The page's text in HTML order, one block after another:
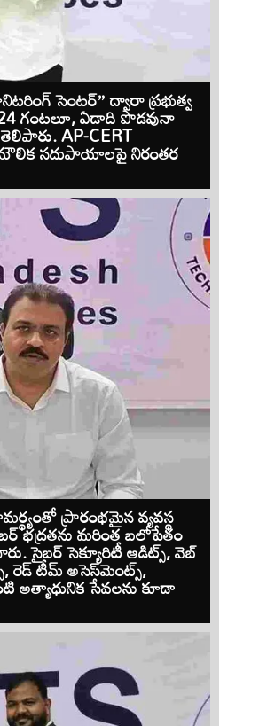
సెంటర్” ద్వారా ప్రభుత్వ
గంటలూ, ఏడాది పొడవునా
AP-CERT
మౌలిక సదుపాయాలపై నిరంతర
ప్రారంభమైన వ్యవస్థ
భద్రతను మరింత బలోపేతం
సైబర్ సెక్యూరిటీ ఆడిట్స్, వెబ్
రెడ్ టీమ్ అసెస్‌మెంట్స్,
అత్యాధునిక సేవలను కూడా